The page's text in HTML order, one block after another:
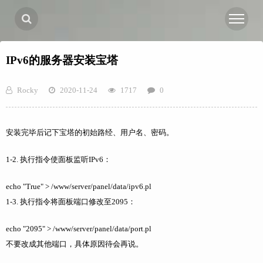
IPv6的服务器安装宝塔
Rocky 2020-11-24 1717 0
安装完毕后记下宝塔的初始路经、用户名、密码。
1-2. 执行指令使面板监听IPv6：
echo "True" > /www/server/panel/data/ipv6.pl
1-3. 执行指令将面板端口修改至2095：
echo "2095" > /www/server/panel/data/port.pl
不要改成其他端口，具体原因待会再说。